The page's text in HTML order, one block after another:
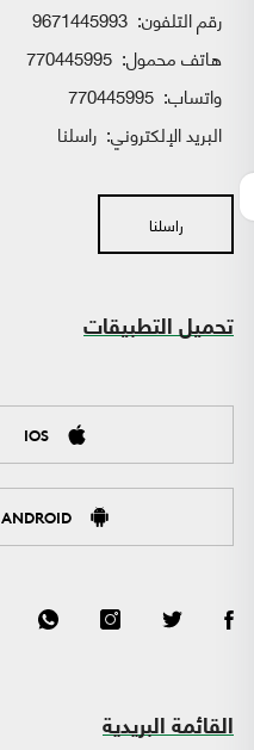
رقم التلفون: 9671445993
هاتف محمول: 770445995
واتساب:
البريد الإلكتروني: راسلنا
راسلنا
تحميل التطبيقات
IOS
ANDROID
القائمة البريدية